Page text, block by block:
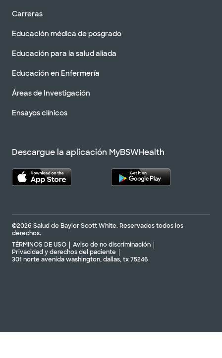
Carreras
Educación médica de posgrado
Educación para la salud aliada
Educación en Enfermería
Áreas de Investigación
Ensayos clínicos
Descargue la aplicación MyBSWHealth
©2026 Salud de Baylor Scott White. Reservados todos los
derechos.
TÉRMINOS DE USO
Aviso de no discriminación
Privacidad y derechos del paciente
301 norte avenida washington, dallas, tx 75246